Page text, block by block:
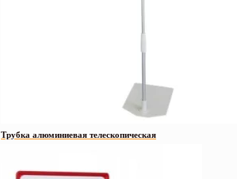
Трубка алюминиевая телескопическая